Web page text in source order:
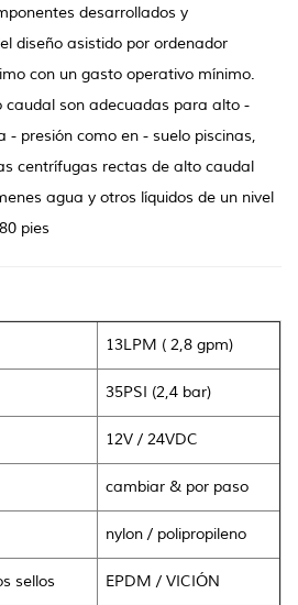
desarrollados y
diseño asistido por ordenador
con un gasto operativo mínimo.
caudal son adecuadas para alto -
- presión como en - suelo piscinas,
centrífugas rectas de alto caudal
agua y otros líquidos de un nivel
pies
13LPM ( 2,8 gpm)
35PSI (2,4 bar)
12V / 24VDC
cambiar & por paso
nylon / polipropileno
sellos EPDM / VICIÓN